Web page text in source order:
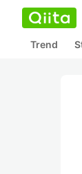
Trend